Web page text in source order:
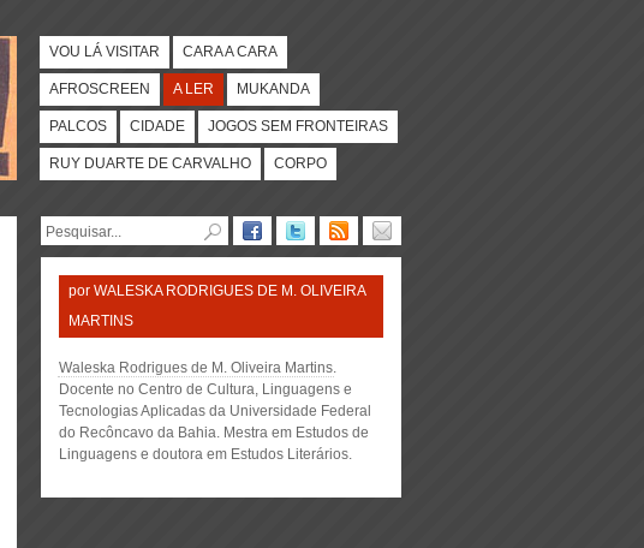
VOU LÁ VISITAR CARA A CARA
AFROSCREEN A LER MUKANDA
PALCOS CIDADE JOGOS SEM FRONTEIRAS
RUY DUARTE DE CARVALHO CORPO
por WALESKA RODRIGUES DE M. OLIVEIRA
MARTINS
Waleska Rodrigues de M. Oliveira Martins.
Docente no Centro de Cultura, Linguagens e
Tecnologias Aplicadas da Universidade Federal
do Recôncavo da Bahia. Mestra em Estudos de
Linguagens e doutora em Estudos Literários.